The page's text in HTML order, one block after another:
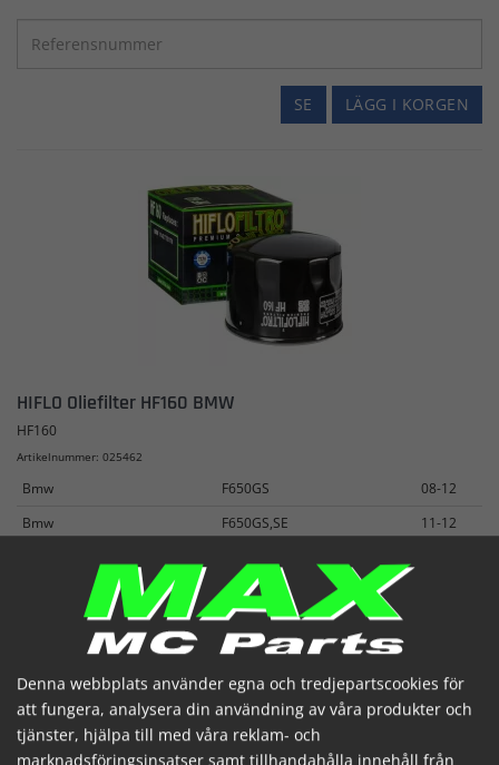
LÄGG I KORGEN
SE
HIFLO Oliefilter HF160 BMW
HF160
Artikelnummer: 025462
Bmw F650GS
08-12
Bmw
F650GS,SE
11-12
189,81 SEK(inkl. moms)
Beställde hem
 
Denna webbplats använder egna och tredjepartscookies för
att fungera, analysera din användning av våra produkter och
tjänster, hjälpa till med våra reklam- och
marknadsföringsinsatser samt tillhandahålla innehåll från